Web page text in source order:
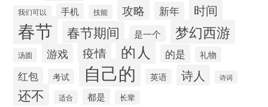
我们可以 手机 技能 攻略 新年 时间
春节 春节期间 是一个 梦幻西游
汤圆 游戏 疫情 的人 的是 礼物
红包 考试 自己的 英语 诗人 诗词
还不 适合 都是 长辈